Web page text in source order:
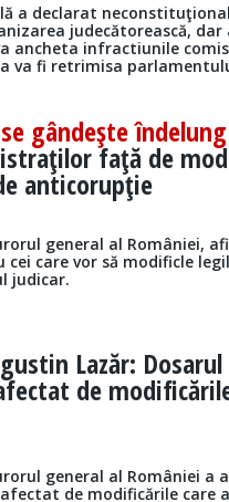
a declarat
judecătorească,
ancheta infractiunile
va fi retrimisa
gândeşte
faţă de
anticorupţie
general al României,
cei care vor să modificle
judicar.
Lazăr:
de
general al României a
de modificările care